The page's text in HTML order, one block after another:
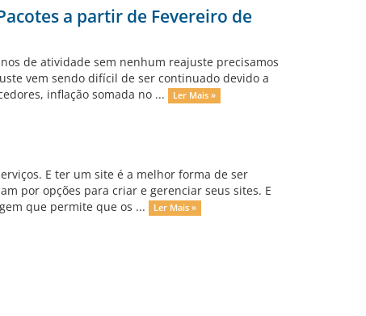
a partir de Fevereiro de
de atividade sem nenhum reajuste precisamos
vem sendo difícil de ser continuado devido a
inflação somada no ...
Ler Mais »
E ter um site é a melhor forma de ser
por opções para criar e gerenciar seus sites. E
que permite que os ...
Ler Mais »